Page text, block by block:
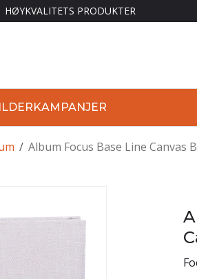
HØYKVALITETS PRODUKTER
KAMPANJER
/ Album Focus Base Line Canvas